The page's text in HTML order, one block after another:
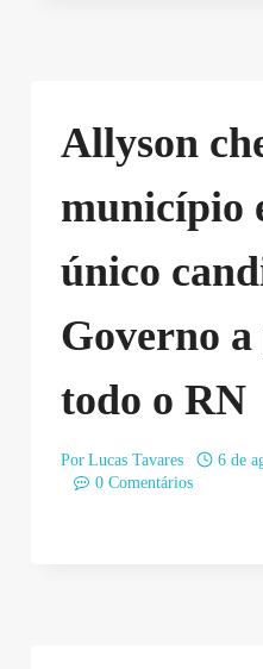
Allyson
município
único
Governo
todo o RN
Por Lucas Tavares
6 de
0 Comentários